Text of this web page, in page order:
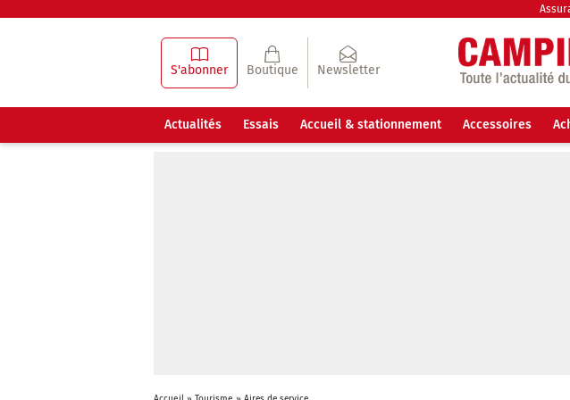
S'abonner Boutique Newsletter
Actualités Essais Accueil & stationnement Accessoires